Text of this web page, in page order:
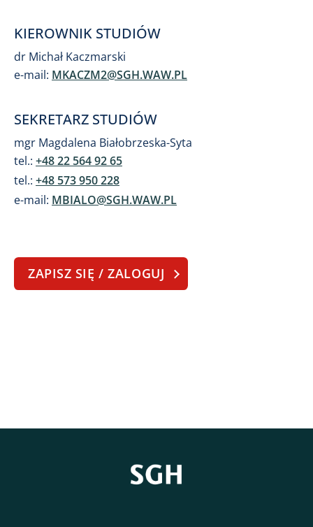
KIEROWNIK STUDIÓW
dr Michał Kaczmarski
e-mail: MKACZM2@SGH.WAW.PL
SEKRETARZ STUDIÓW
​mgr Magdalena Białobrzeska-Syta
tel.: +48 22 564 92 65
tel.: +48 573 950 228
e-mail: MBIALO@SGH.WAW.PL
ZAPISZ SIĘ / ZALOGUJ